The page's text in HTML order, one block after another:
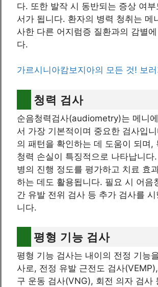
다. 또한 발작 시 동반되는 증상 여
서가 됩니다. 환자의 병력 청취는 메
사한 다른 어지럼증 질환과의 감별
다.
가르시니아캄보지아의 모든 것! 보러
청력 검사
순음청력검사(audiometry)는 메니
서 가장 기본적이며 중요한 검사입
의 패턴을 확인하는 데 도움이 되며,
청력 손실이 특징적으로 나타납니다
병의 진행 정도를 평가하고 치료 효
하는 데도 활용됩니다. 필요 시 어음
간 유발 전위 검사 등 추가 검사를
니다.
평형 기능 검사
평형 기능 검사는 내이의 전정 기능
사로, 전정 유발 근전도 검사
구 운동 검사(VNG), 회전 의자 검사